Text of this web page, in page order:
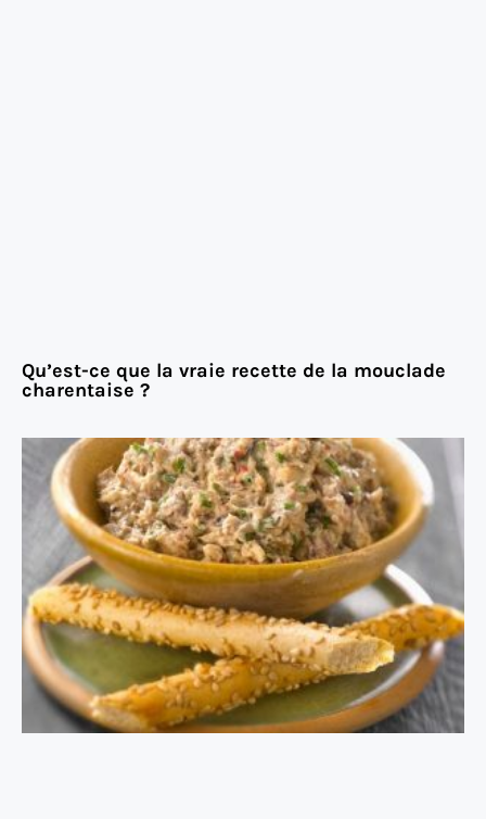
Qu’est-ce que la vraie recette de la mouclade
charentaise ?